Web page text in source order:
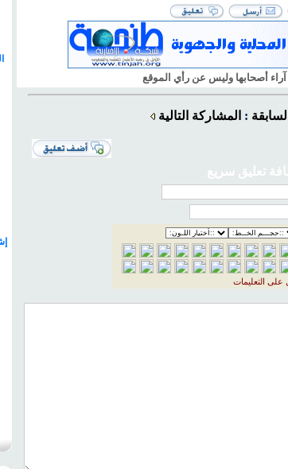
آراء أصحابها وليس عن رأي الموقع
: المشاركة التالية
تعليق سريع